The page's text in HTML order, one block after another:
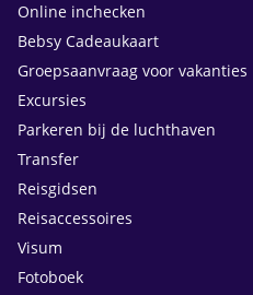
Online inchecken
Bebsy Cadeaukaart
Groepsaanvraag voor vakanties
Excursies
Parkeren bij de luchthaven
Transfer
Reisgidsen
Reisaccessoires
Visum
Fotoboek